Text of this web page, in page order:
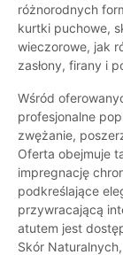
różnorodnych
kurtki puchowe,
wieczorowe, jak
zasłony, firany i
Wśród
profesjonalne
zwężanie,
Oferta obejmuje
impregnację
podkreślające
przywracającą
atutem jest
Skór